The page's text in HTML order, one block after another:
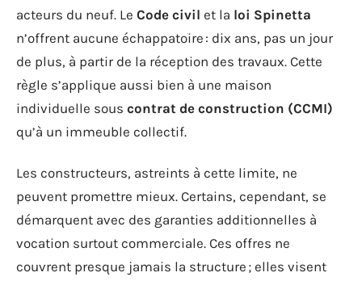
acteurs du neuf. Le Code civil et la loi Spinetta
n’offrent aucune échappatoire : dix ans, pas un jour
de plus, à partir de la réception des travaux. Cette
règle s’applique aussi bien à une maison
individuelle sous contrat de construction (CCMI)
qu’à un immeuble collectif.
Les constructeurs, astreints à cette limite, ne
peuvent promettre mieux. Certains, cependant, se
démarquent avec des garanties additionnelles à
vocation surtout commerciale. Ces offres ne
couvrent presque jamais la structure ; elles visent